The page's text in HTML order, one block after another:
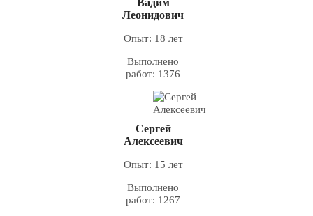
Вадим
Леонидович
Опыт: 18 лет
Выполнено
работ: 1376
Сергей
Алексеевич
Опыт: 15 лет
Выполнено
работ: 1267